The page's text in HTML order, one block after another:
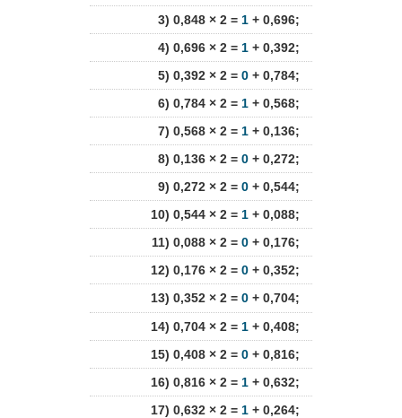
3) 0,848 × 2 = 1 + 0,696;
4) 0,696 × 2 = 1 + 0,392;
5) 0,392 × 2 = 0 + 0,784;
6) 0,784 × 2 = 1 + 0,568;
7) 0,568 × 2 = 1 + 0,136;
8) 0,136 × 2 = 0 + 0,272;
9) 0,272 × 2 = 0 + 0,544;
10) 0,544 × 2 = 1 + 0,088;
11) 0,088 × 2 = 0 + 0,176;
12) 0,176 × 2 = 0 + 0,352;
13) 0,352 × 2 = 0 + 0,704;
14) 0,704 × 2 = 1 + 0,408;
15) 0,408 × 2 = 0 + 0,816;
16) 0,816 × 2 = 1 + 0,632;
17) 0,632 × 2 = 1 + 0,264;